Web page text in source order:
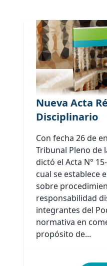
Nueva Acta
Disciplinario
Con fecha 26 de
Tribunal Pleno de
dictó el Acta N°
cual se establece
sobre
responsabilidad
integrantes del
normativa en
propósito de...